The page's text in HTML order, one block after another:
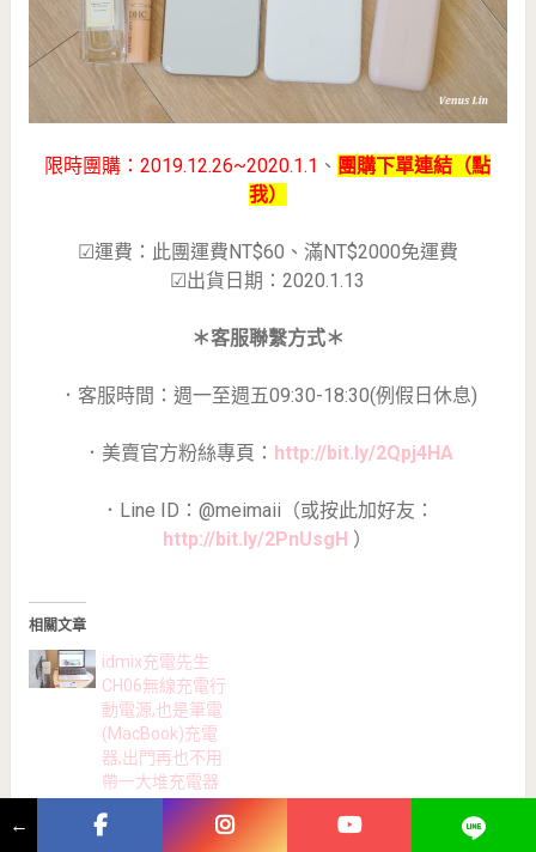
限時團購：2019.12.26~2020.1.1 、 團購下單連結（點
我）
☑運費：此團運費NT$60、滿NT$2000免運費
☑出貨日期：2020.1.13
＊客服聯繫方式＊
．客服時間：週一至週五09:30-18:30(例假日休息)
．美賣官方粉絲專頁： http://bit.ly/2Qpj4HA
．Line ID：@meimaii（或按此加好友：
http://bit.ly/2PnUsgH ）
相關文章
idmix充電先生
CH06無線充電行
動電源,也是筆電
(MacBook)充電
器,出門再也不用
帶一大堆充電器
在「團購」中
←